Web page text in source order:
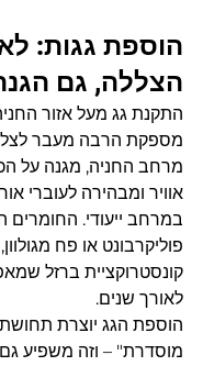
הוספת גגות:
הצללה, גם הגנה
התקנת גג מעל אזור
מספקת הרבה מעבר
מרחב החניה, מגנה על
אוויר ומבהירה לעוברי
במרחב ייעודי. החומרים
פוליקרבונט או פח
קונסטרוקציית ברזל
לאורך שנים.
הוספת הגג יוצרת
מוסדרת" – וזה משפיע